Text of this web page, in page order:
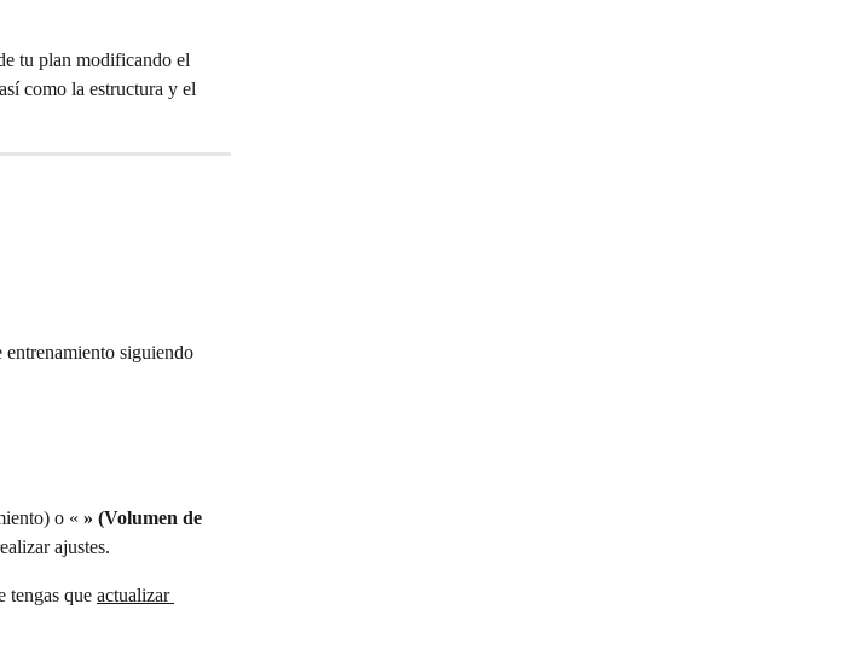
tu plan modificando el
como la estructura y el
entrenamiento siguiendo
o « » (Volumen de
ajustes.
tengas que actualizar